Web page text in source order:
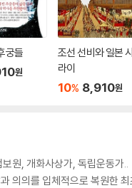
궁들
원
조선 선비와 일본
라이
10% 8,910원
원, 개화사상가, 독립운동가..
의의를 입체적으로 복원한